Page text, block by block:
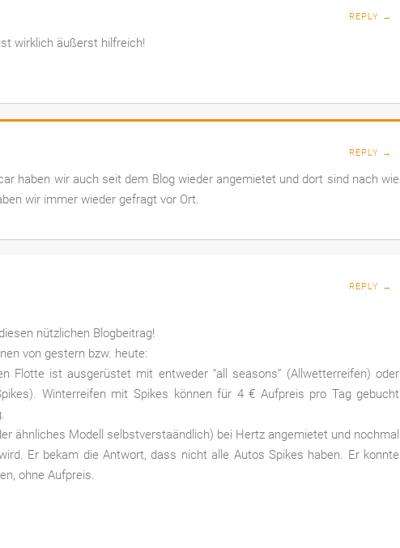
REPLY →
wirklich äußerst hilfreich!
REPLY →
haben wir auch seit dem Blog wieder angemietet und dort sind nach wie
wir immer wieder gefragt vor Ort.
REPLY →
nützlichen Blogbeitrag!
von gestern bzw. heute:
Flotte ist ausgerüstet mit entweder “all seasons” (Allwetterreifen) oder
Winterreifen mit Spikes können für 4 € Aufpreis pro Tag gebucht
ähnliches Modell selbstverstaändlich) bei Hertz angemietet und nochmal
Er bekam die Antwort, dass nicht alle Autos Spikes haben. Er konnte
ohne Aufpreis.